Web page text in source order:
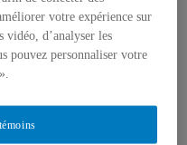
(règlements, politiques,
votre expérience sur
vidéo, d’analyser les
pouvez personnaliser votre